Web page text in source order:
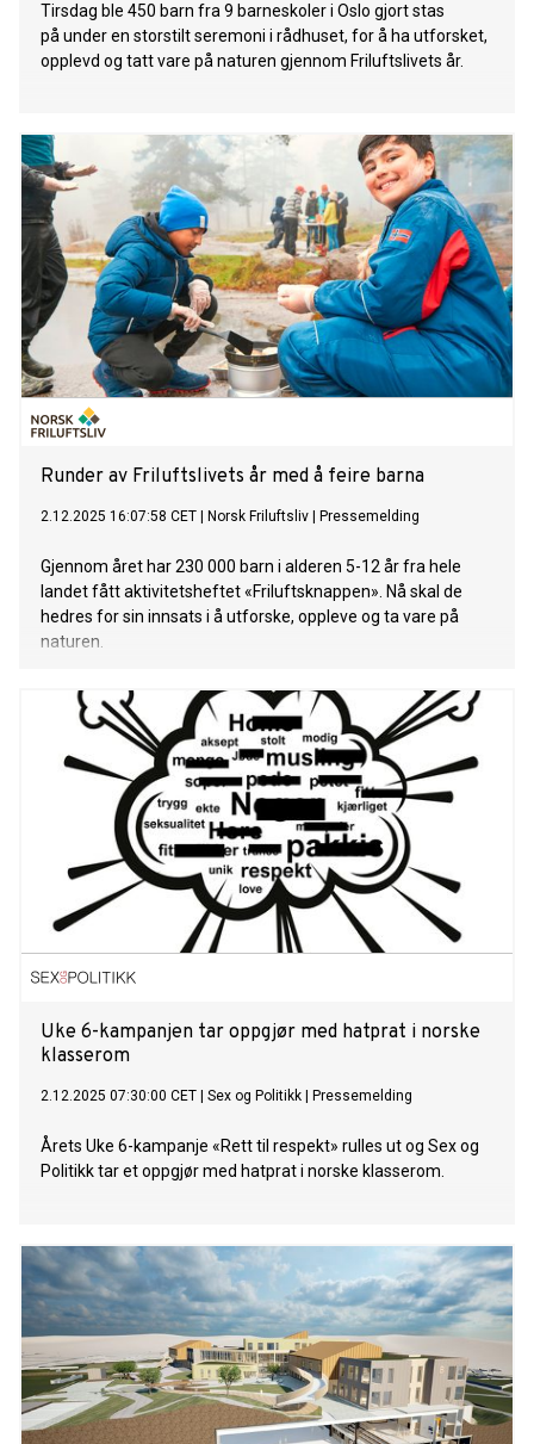
Tirsdag ble 450 barn fra 9 barneskoler i Oslo gjort stas
på under en storstilt seremoni i rådhuset, for å ha utforsket,
opplevd og tatt vare på naturen gjennom Friluftslivets år.
Runder av Friluftslivets år med å feire barna
2.12.2025 16:07:58 CET Norsk Friluftsliv Pressemelding
Gjennom året har 230 000 barn i alderen 5-12 år fra hele
landet fått aktivitetsheftet «Friluftsknappen». Nå skal de
hedres for sin innsats i å utforske, oppleve og ta vare på
naturen.
Uke 6-kampanjen tar oppgjør med hatprat i norske
klasserom
2.12.2025 07:30:00 CET Sex og Politikk Pressemelding
Årets Uke 6-kampanje «Rett til respekt» rulles ut og Sex og
Politikk tar et oppgjør med hatprat i norske klasserom.